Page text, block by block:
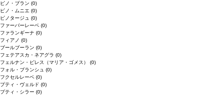
ピノ・ブラン (0)
ピノ・ムニエ (0)
ピノタージュ (0)
ファーバーレーベ (0)
ファランギーナ (0)
フィアノ (0)
ブールブーラン (0)
フェテアスカ・ネアグラ (0)
フェルナン・ピレス（マリア・ゴメス） (0)
フォル・ブランシュ (0)
フクセルレーベ (0)
プティ・ヴェルド (0)
プティ・シラー (0)